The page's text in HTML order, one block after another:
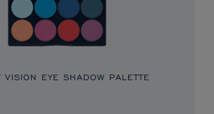
VISION EYE SHADOW PALETTE